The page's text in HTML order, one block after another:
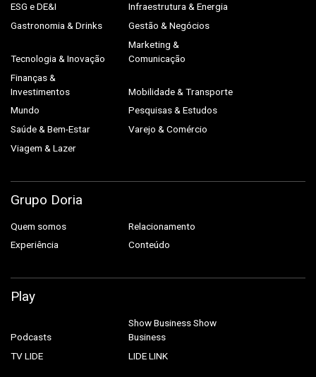
ESG e DE&I
Infraestrutura & Energia
Gastronomia & Drinks
Gestão & Negócios
Tecnologia & Inovação
Marketing &
Comunicação
Finanças &
Investimentos
Mobilidade & Transporte
Mundo
Pesquisas & Estudos
Saúde & Bem-Estar
Varejo & Comércio
Viagem & Lazer
Grupo Doria
Quem somos
Relacionamento
Experiência
Conteúdo
Play
Podcasts
Show BusinessShow
Business
TV LIDE
LIDE LINK